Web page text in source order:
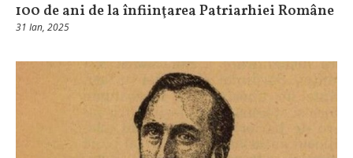
100 de ani de la înfiinţarea Patriarhiei Române
31 Ian, 2025